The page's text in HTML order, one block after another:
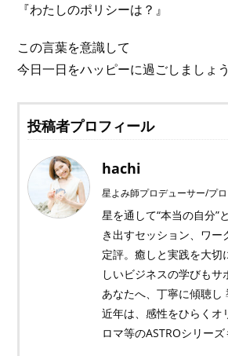
『わたしのポリシーは？』
この言葉を意識して
今日一日をハッピーに過ごしましょ
投稿者プロフィール
hachi
星よみ師プロデューサー/プ
星を通して“本当の自分”
き出すセッション、ワー
定評。癒しと実践を大切
しいビジネスの学びも
あなたへ、丁寧に傾聴し
近年は、感性をひらくオ
ロマ等のASTROシリーズ